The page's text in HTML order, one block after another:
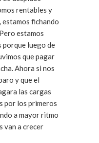
estamos fichando
porque luego de
que pagar
nos
y que el
las cargas
por los primeros
a mayor ritmo
van a crecer